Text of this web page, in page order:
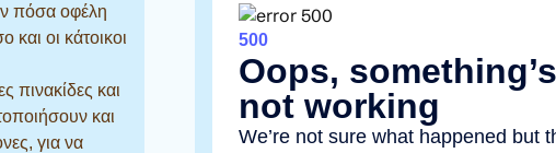
πόσα οφέλη
οι κάτοικοι
πινακίδες και
και
για να